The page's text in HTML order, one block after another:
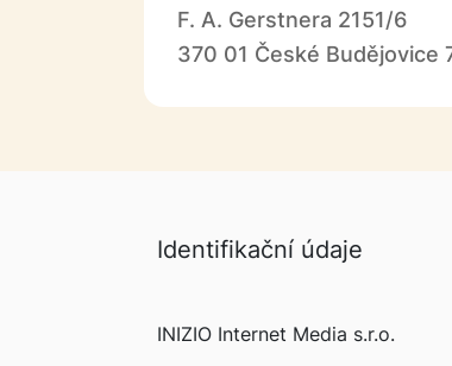
F. A. Gerstnera 2151/6
370 01 České Budějovice
Identifikační údaje
INIZIO Internet Media s.r.o.